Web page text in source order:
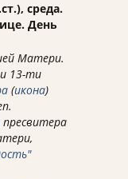
среда.
День
Матери.
13-ти
(икона)
пресвитера